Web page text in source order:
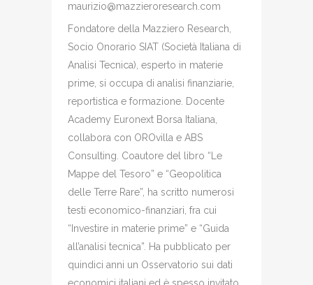
maurizio@mazzieroresearch.com
Fondatore della Mazziero Research,
Socio Onorario SIAT (Società Italiana di
Analisi Tecnica), esperto in materie
prime, si occupa di analisi finanziarie,
reportistica e formazione. Docente
Academy Euronext Borsa Italiana,
collabora con OROvilla e ABS
Consulting. Coautore del libro “Le
Mappe del Tesoro” e “Geopolitica
delle Terre Rare”, ha scritto numerosi
testi economico-finanziari, fra cui
“Investire in materie prime” e “Guida
all’analisi tecnica”. Ha pubblicato per
quindici anni un Osservatorio sui dati